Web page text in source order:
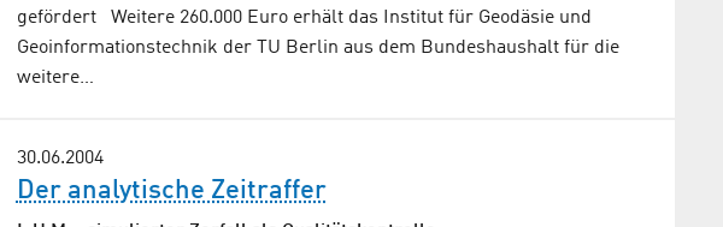
gefördert Weitere 260.000 Euro erhält das Institut für Geodäsie und
Geoinformationstechnik der TU Berlin aus dem Bundeshaushalt für die
weitere…
30.06.2004
Der analytische Zeitraffer